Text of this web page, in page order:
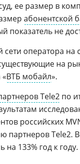
ее размер в
абонентской
показатель не
оператора на
на
«ВТБ мобайл».
Tele2 по
российских
партнеров Tele2.
на 133% год к году.